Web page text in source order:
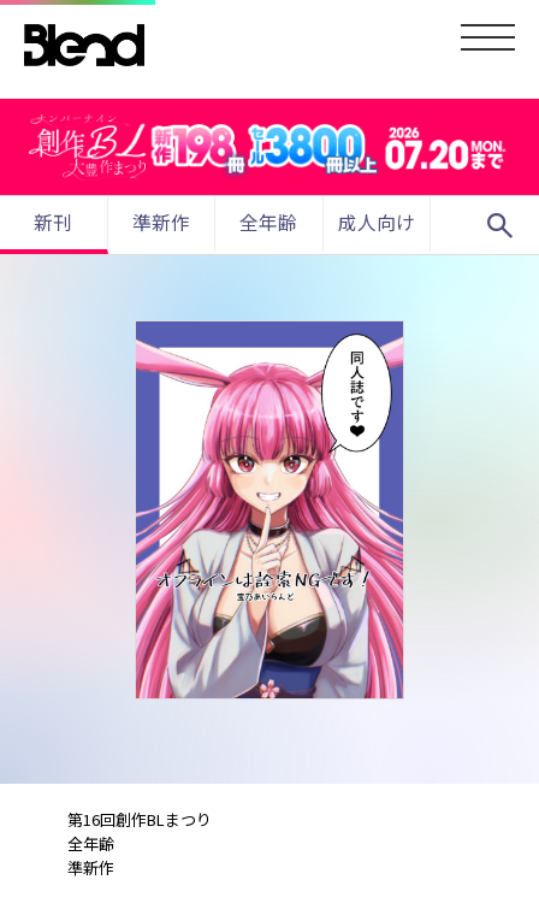
新刊 準新作 全年齢 成人向け search
第16回創作BLまつり
全年齢
準新作